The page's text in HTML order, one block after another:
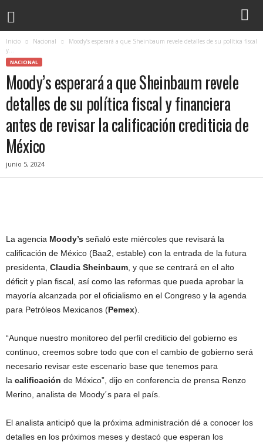
Inicio Nacional
Moody’s esperará a que Sheinbaum revele detalles de su política fiscal
y...
NACIONAL
Moody’s esperará a que Sheinbaum revele
detalles de su política fiscal y financiera
antes de revisar la calificación crediticia de
México
junio 5, 2024
La agencia Moody’s señaló este miércoles que revisará la
calificación de México (Baa2, estable) con la entrada de la futura
presidenta, Claudia Sheinbaum , y que se centrará en el alto
déficit y plan fiscal, así como las reformas que pueda aprobar la
mayoría alcanzada por el oficialismo en el Congreso y la agenda
para Petróleos Mexicanos (Pemex).
“Aunque nuestro monitoreo del perfil crediticio del gobierno es
continuo, creemos sobre todo que con el cambio de gobierno será
necesario revisar este escenario base que tenemos para
la calificación de México”, dijo en conferencia de prensa Renzo
Merino, analista de Moody´s para el país.
El analista anticipó que la próxima administración dé a conocer los
detalles en los próximos meses y destacó que esperan los